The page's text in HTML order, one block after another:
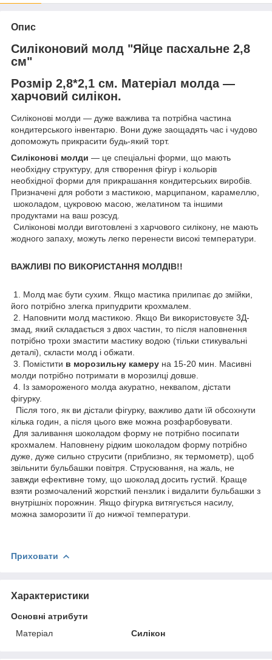
Опис
Силіконовий молд "Яйце пасхальне 2,8
см"
Розмір 2,8*2,1 см. Матеріал молда —
харчовий силікон.
Силіконові молди — дуже важлива та потрібна частина
кондитерського інвентарю. Вони дуже заощадять час і чудово
допоможуть прикрасити будь-який торт.
Силіконові молди — це спеціальні форми, що мають
необхідну структуру, для створення фігур і кольорів
необхідної форми для прикрашання кондитерських виробів.
Призначені для роботи з мастикою, марципаном, карамеллю,
шоколадом, цукровою масою, желатином та іншими
продуктами на ваш розсуд.
Силіконові молди виготовлені з харчового силікону, не мають
жодного запаху, можуть легко перенести високі температури.
ВАЖЛИВІ ПО ВИКОРИСТАННЯ МОЛДІВ!!
1. Молд має бути сухим. Якщо мастика прилипає до змійки,
його потрібно злегка припудрити крохмалем.
2. Наповнити молд мастикою. Якщо Ви використовуєте 3Д-
змад, який складається з двох частин, то після наповнення
потрібно трохи змастити мастику водою (тільки стикувальні
деталі), скласти молд і обжати.
3. Помістити в морозильну камеру на 15-20 мин. Масивні
молди потрібно потримати в морозилці довше.
4. Із замороженого молда акуратно, неквапом, дістати
фігурку.
Після того, як ви дістали фігурку, важливо дати їй обсохнути
кілька годин, а після цього вже можна розфарбовувати.
Для заливання шоколадом форму не потрібно посипати
крохмалем. Наповнену рідким шоколадом форму потрібно
дуже, дуже сильно струсити (приблизно, як термометр), щоб
звільнити бульбашки повітря. Струсювання, на жаль, не
завжди ефективне тому, що шоколад досить густий. Краще
взяти розмочалений жорсткий пензлик і видалити бульбашки з
внутрішніх порожнин. Якщо фігурка витягується насилу,
можна заморозити її до нижчої температури.
Приховати
Характеристики
Основні атрибути
Матеріал
Силікон